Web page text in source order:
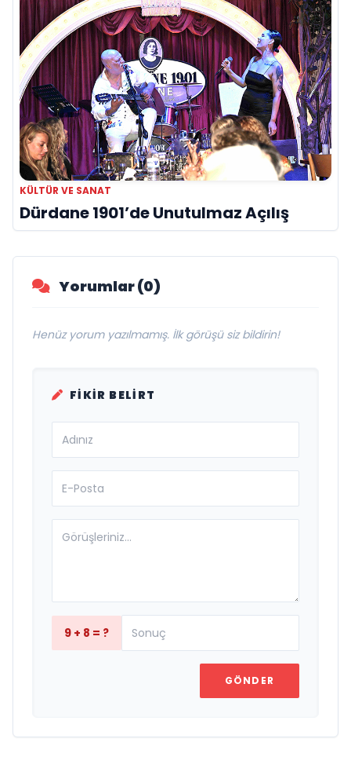
KÜLTÜR VE SANAT
Dürdane 1901’de Unutulmaz Açılış
Yorumlar (0)
Henüz yorum yazılmamış. İlk görüşü siz bildirin!
FIKIR BELIRT
9 + 8 = ?
GÖNDER